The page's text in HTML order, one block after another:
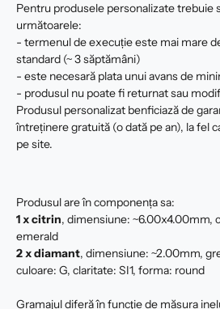
Pentru produsele personalizate trebuie
următoarele:
- termenul de execuție este mai mare
standard (~ 3 săptămâni)
- este necesară plata unui avans de
- produsul nu poate fi returnat sau
Produsul personalizat benficiază de
întreținere gratuită (o dată pe an), la fel
pe site.
Produsul are în componența sa:
1 x citrin, dimensiune: ~6.00x4.00mm,
emerald
2 xdiamant, dimensiune: ~2.00mm,
culoare: G, claritate: SI1, forma: round
Gramajul diferă în funcţie de măsura